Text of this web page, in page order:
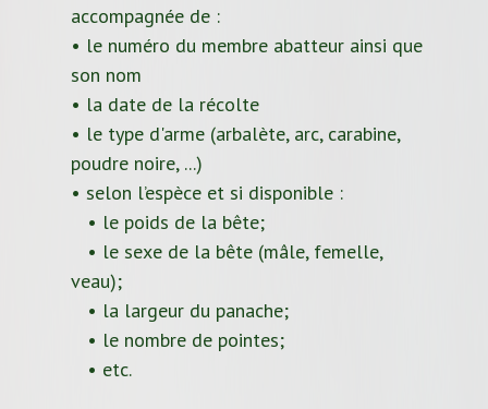
accompagnée de :
• le numéro du membre abatteur ainsi que
son nom
• la date de la récolte
• le type d'arme (arbalète, arc, carabine,
poudre noire, ...)
• selon l’espèce et si disponible :
• le poids de la bête;
• le sexe de la bête (mâle, femelle,
veau);
• la largeur du panache;
• le nombre de pointes;
• etc.